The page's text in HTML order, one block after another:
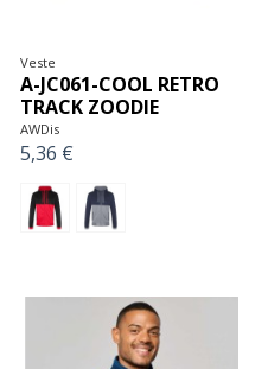
Veste
A-JC061-COOL RETRO
TRACK ZOODIE
AWDis
5,36 €